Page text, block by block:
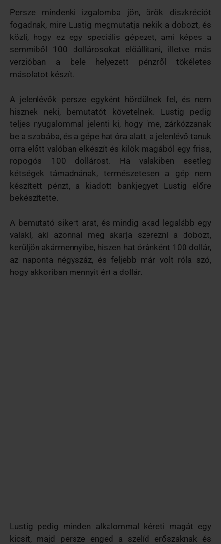
Persze mindenki izgalomba jön, örök diszkréciót
fogadnak, mire Lustig megmutatja nekik a dobozt, és
közli, hogy ez egy speciális gépezet, ami képes a
semmiből 100 dollárosokat előállítani, illetve más
verzióban a bele helyezett pénzről tökéletes
másolatot készít.
A jelenlévők persze egyként hördülnek fel, és nem
hisznek neki, bemutatót követelnek. Lustig pedig
teljes nyugalommal jelenti ki, hogy íme, zárkózzanak
be a szobába, és a gépe hat óra alatt, a jelenlévő tanuk
orra előtt valóban elkészít és kilök magából egy friss,
ropogós 100 dollárost. Ha valakiben esetleg
kétségek támadnának, természetesen a gép nem
készített pénzt, a kiadott bankjegyet Lustig előre
bekészítette.
A bemutató sikert arat, és mindig akad legalább egy
valaki, aki azonnal meg akarja szerezni a dobozt,
kerüljön akármennyibe, hiszen hat óránként 100 dollár,
az naponta négyszáz, és feljebb már volt róla szó,
hogy akkoriban mennyit ért a dollár.
Lustig pedig minden alkalommal kéreti magát egy
kicsit, majd persze enged a szelíd erőszaknak és